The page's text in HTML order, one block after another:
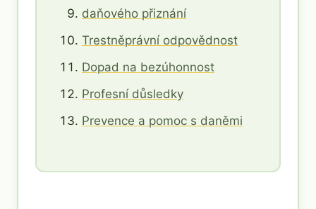
daňového přiznání
Trestněprávní odpovědnost
Dopad na bezúhonnost
Profesní důsledky
Prevence a pomoc s daněmi